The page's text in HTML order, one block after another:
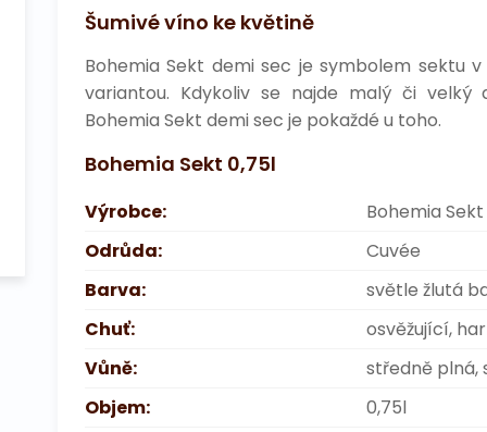
Šumivé víno ke květině
Bohemia Sekt demi sec je symbolem sektu
variantou. Kdykoliv se najde malý či
Bohemia Sekt demi sec je pokaždé u toho.
Bohemia Sekt 0,75l
Výrobce:
Bohemia Sekt
Odrůda:
Cuvée
Barva:
světle žlutá
Chuť:
osvěžující,
Vůně:
středně plná,
Objem:
0,75l